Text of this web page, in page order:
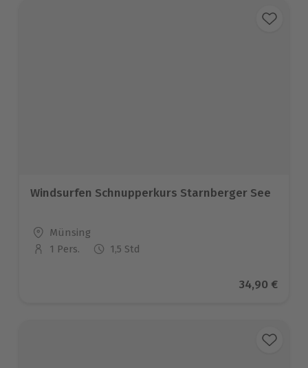
Windsurfen Schnupperkurs Starnberger See
Standort
Münsing
Anzahl der Teilnehmer
1 Pers. 1,5 Std
Aktueller
34,90 €